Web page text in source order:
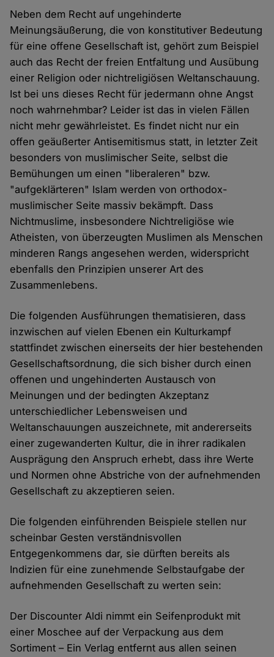
Neben dem Recht auf ungehinderte
Meinungsäußerung, die von konstitutiver Bedeutung
für eine offene Gesellschaft ist, gehört zum Beispiel
auch das Recht der freien Entfaltung und Ausübung
einer Religion oder nichtreligiösen Weltanschauung.
Ist bei uns dieses Recht für jedermann ohne Angst
noch wahrnehmbar? Leider ist das in vielen Fällen
nicht mehr gewährleistet. Es findet nicht nur ein
offen geäußerter Antisemitismus statt, in letzter Zeit
besonders von muslimischer Seite, selbst die
Bemühungen um einen "liberaleren" bzw.
"aufgeklärteren" Islam werden von orthodox-
muslimischer Seite massiv bekämpft. Dass
Nichtmuslime, insbesondere Nichtreligiöse wie
Atheisten, von überzeugten Muslimen als Menschen
minderen Rangs angesehen werden, widerspricht
ebenfalls den Prinzipien unserer Art des
Zusammenlebens.
Die folgenden Ausführungen thematisieren, dass
inzwischen auf vielen Ebenen ein Kulturkampf
stattfindet zwischen einerseits der hier bestehenden
Gesellschaftsordnung, die sich bisher durch einen
offenen und ungehinderten Austausch von
Meinungen und der bedingten Akzeptanz
unterschiedlicher Lebensweisen und
Weltanschauungen auszeichnete, mit andererseits
einer zugewanderten Kultur, die in ihrer radikalen
Ausprägung den Anspruch erhebt, dass ihre Werte
und Normen ohne Abstriche von der aufnehmenden
Gesellschaft zu akzeptieren seien.
Die folgenden einführenden Beispiele stellen nur
scheinbar Gesten verständnisvollen
Entgegenkommens dar, sie dürften bereits als
Indizien für eine zunehmende Selbstaufgabe der
aufnehmenden Gesellschaft zu werten sein:
Der Discounter Aldi nimmt ein Seifenprodukt mit
einer Moschee auf der Verpackung aus dem
Sortiment – Ein Verlag entfernt aus allen seinen